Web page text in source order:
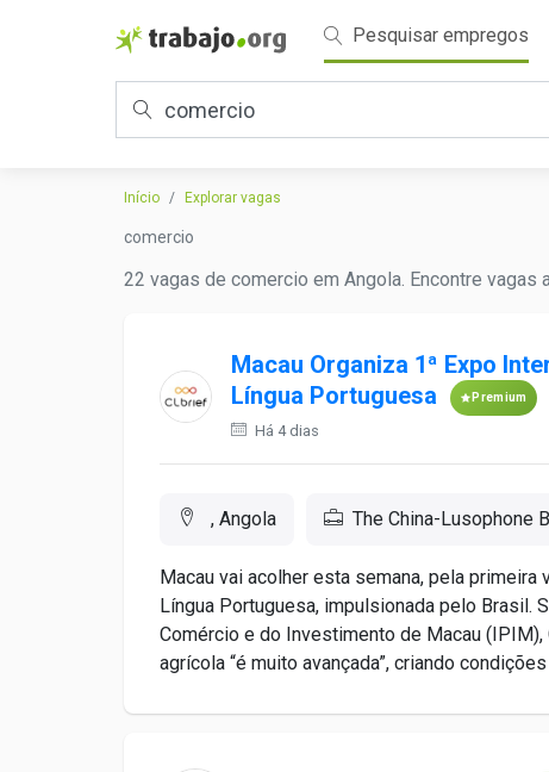
Pesquisar empregos
Início Explorar vagas
comercio
22 vagas de comercio em Angola. Encontre vagas
Macau Organiza 1ª Expo
Língua Portuguesa
Premium
Há 4 dias
, Angola The China-Lusophone
Macau vai acolher esta semana, pela
Língua Portuguesa, impulsionada pelo
Comércio e do Investimento de Macau (IPIM),
agrícola “é muito avançada”, criando condições